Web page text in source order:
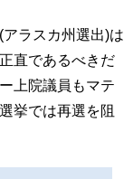
ラスカ州選出)は
直であるべきだ
上院議員もマテ
挙では再選を阻